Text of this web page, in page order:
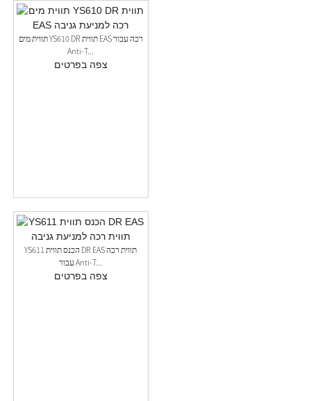
תווית מים YS610 DR תווית EAS רכה עבור
Anti-T...
צפה בפרטים
YS611 הכנס תווית DR EAS תווית רכה
עבור Anti-T...
צפה בפרטים